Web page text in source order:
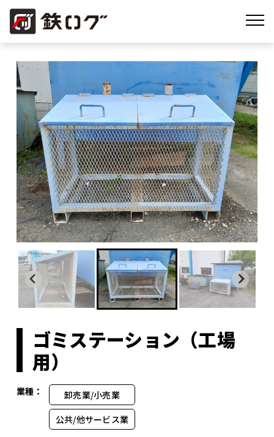
ゴミステーション（工場
用）
業種：
卸売業/小売業
公共/他サービス業